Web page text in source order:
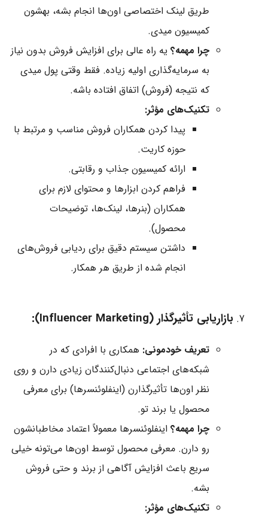
طریق لینک اختصاصی اون‌ها انجام بشه، بهشون
کمیسیون میدی.
چرا مهمه؟یه راه عالی برای افزایش فروش بدون نیاز
به سرمایه‌گذاری اولیه زیاده. فقط وقتی پول میدی
که نتیجه (فروش) اتفاق افتاده باشه.
تکنیک‌های مؤثر:
پیدا کردن همکاران فروش مناسب و مرتبط با
حوزه‌ کاریت.
ارائه کمیسیون جذاب و رقابتی.
فراهم کردن ابزارها و محتوای لازم برای
همکاران (بنرها، لینک‌ها، توضیحات
محصول).
داشتن سیستم دقیق برای ردیابی فروش‌های
انجام شده از طریق هر همکار.
بازاریابی تأثیرگذار (Influencer Marketing):
تعریف خودمونی: همکاری با افرادی که در
شبکه‌های اجتماعی دنبال‌کنندگان زیادی دارن و روی
نظر اون‌ها تأثیرگذارن (اینفلوئنسرها) برای معرفی
محصول یا برند تو.
چرا مهمه؟اینفلوئنسرها معمولاً اعتماد مخاطبانشون
رو دارن. معرفی محصول توسط اون‌ها می‌تونه خیلی
سریع باعث افزایش آگاهی از برند و حتی فروش
بشه.
تکنیک‌های مؤثر: